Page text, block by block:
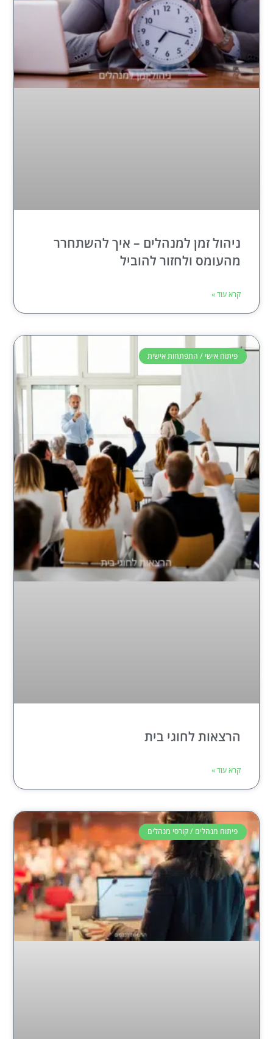
ניהול זמן למנהלים – איך להשתחרר
מהעומס ולחזור להוביל
קרא עוד »
פיתוח אישי / התפתחות אישית
הרצאות לחוגי בית
קרא עוד »
פיתוח מנהלים / קורסי מנהלים